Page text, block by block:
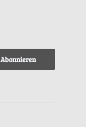
Abonnieren